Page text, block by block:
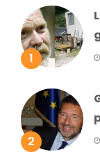
1
2